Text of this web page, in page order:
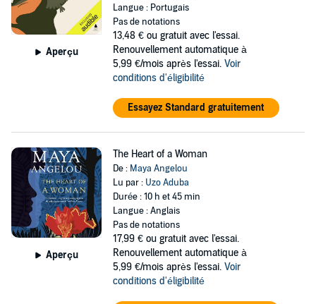
Aperçu
Langue : Portugais
Pas de notations
13,48 € ou gratuit avec l'essai.
Renouvellement automatique à
5,99 €/mois après l'essai. Voir
conditions d'éligibilité
Essayez Standard gratuitement
Aperçu
The Heart of a Woman
De : Maya Angelou
Lu par : Uzo Aduba
Durée : 10 h et 45 min
Langue : Anglais
Pas de notations
17,99 € ou gratuit avec l'essai.
Renouvellement automatique à
5,99 €/mois après l'essai. Voir
conditions d'éligibilité